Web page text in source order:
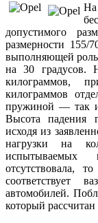
допустимого
размерности 155/
выполняющей
на 30 градусов.
килограммов,
килограммов
пружиной — так
Высота падения
исходя из
нагрузки на
испытываемых
отсутствовала,
соответствует
автомобилей.
который